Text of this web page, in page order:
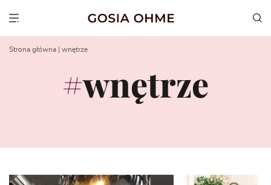
Show menu
Strona główna wnętrze
wnętrze